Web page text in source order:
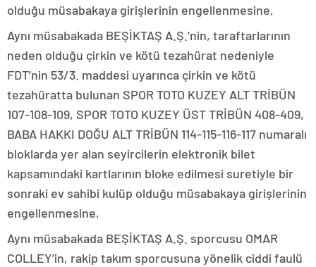
olduğu müsabakaya girişlerinin engellenmesine,
Aynı müsabakada BEŞİKTAŞ A.Ş.’nin, taraftarlarının
neden olduğu çirkin ve kötü tezahürat nedeniyle
FDT’nin 53/3. maddesi uyarınca çirkin ve kötü
tezahüratta bulunan SPOR TOTO KUZEY ALT TRİBÜN
107-108-109, SPOR TOTO KUZEY ÜST TRİBÜN 408-409,
BABA HAKKI DOĞU ALT TRİBÜN 114-115-116-117 numaralı
bloklarda yer alan seyircilerin elektronik bilet
kapsamındaki kartlarının bloke edilmesi suretiyle bir
sonraki ev sahibi kulüp olduğu müsabakaya girişlerinin
engellenmesine,
Aynı müsabakada BEŞİKTAŞ A.Ş. sporcusu OMAR
COLLEY’in, rakip takım sporcusuna yönelik ciddi faulü